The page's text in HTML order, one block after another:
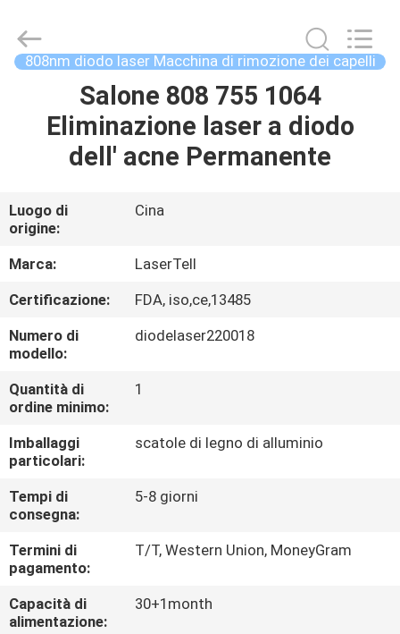
PRODOTTI
CIRCA
NOI
GIRO
DELLA
FABBRICA
CONTROLLO
DI
QUALITÀ
MAPPA
DEL
SITO
Ltd..
Rights
Reserved.
808nm diodo laser Macchina di rimozione dei capelli
Salone 808 755 1064
Eliminazione laser a diodo
dell' acne Permanente
Luogo di
origine:
Cina
Marca:
LaserTell
Certificazione:
FDA, iso,ce,13485
Numero di
modello:
diodelaser220018
Quantità di
ordine minimo:
1
Imballaggi
particolari:
scatole di legno di alluminio
Tempi di
consegna:
5-8 giorni
Termini di
pagamento:
T/T, Western Union, MoneyGram
Capacità di
alimentazione:
30+1month